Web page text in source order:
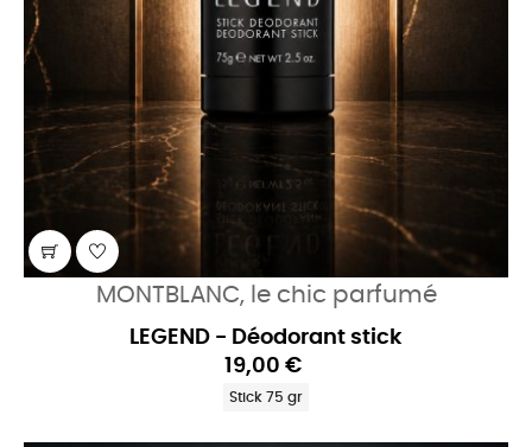
MONTBLANC, le chic parfumé
LEGEND - Déodorant stick
19,00 €
Stick 75 gr